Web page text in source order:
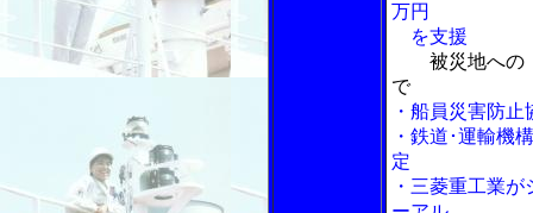
万円
を支援
被災地への
で
・船員災害防
・鉄道･運輸機
定
・三菱重工業